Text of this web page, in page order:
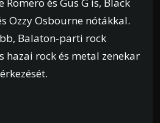
Ozzy Osbourne nótákkal.
Balaton-parti rock
hazai rock és metal zenekar